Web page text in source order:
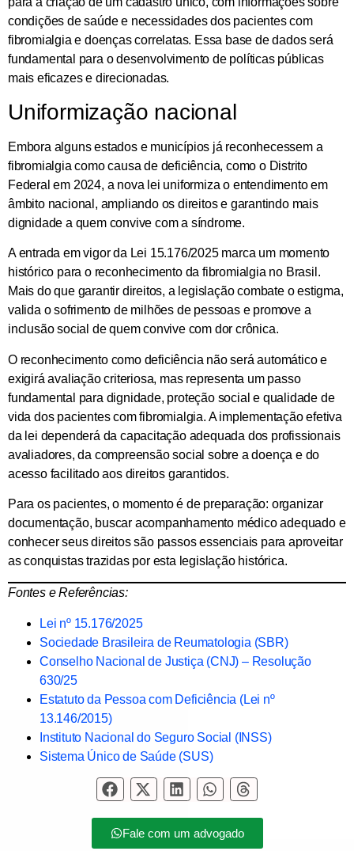
condições de saúde e necessidades dos pacientes com
fibromialgia e doenças correlatas. Essa base de dados será
fundamental para o desenvolvimento de políticas públicas
mais eficazes e direcionadas.
Uniformização nacional
Embora alguns estados e municípios já reconhecessem a
fibromialgia como causa de deficiência, como o Distrito
Federal em 2024, a nova lei uniformiza o entendimento em
âmbito nacional, ampliando os direitos e garantindo mais
dignidade a quem convive com a síndrome.
A entrada em vigor da Lei 15.176/2025 marca um momento
histórico para o reconhecimento da fibromialgia no Brasil.
Mais do que garantir direitos, a legislação combate o estigma,
valida o sofrimento de milhões de pessoas e promove a
inclusão social de quem convive com dor crônica.
O reconhecimento como deficiência não será automático e
exigirá avaliação criteriosa, mas representa um passo
fundamental para dignidade, proteção social e qualidade de
vida dos pacientes com fibromialgia. A implementação efetiva
da lei dependerá da capacitação adequada dos profissionais
avaliadores, da compreensão social sobre a doença e do
acesso facilitado aos direitos garantidos.
Para os pacientes, o momento é de preparação: organizar
documentação, buscar acompanhamento médico adequado e
conhecer seus direitos são passos essenciais para aproveitar
as conquistas trazidas por esta legislação histórica.
Fontes e Referências:
Lei nº 15.176/2025
Sociedade Brasileira de Reumatologia (SBR)
Conselho Nacional de Justiça (CNJ) – Resolução
630/25
Estatuto da Pessoa com Deficiência (Lei nº
13.146/2015)
Instituto Nacional do Seguro Social (INSS)
Sistema Único de Saúde (SUS)
Fale com um advogado